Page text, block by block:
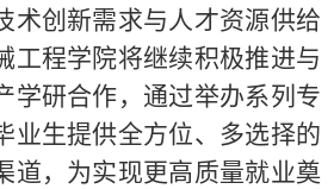
术创新需求与人才资源供给
工程学院将继续积极推进与
学研合作，通过举办系列专
业生提供全方位、多选择的
道，为实现更高质量就业奠